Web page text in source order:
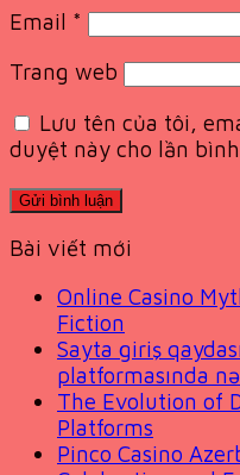
Email *
Trang web
Lưu tên của tôi,
duyệt này cho lần
Bài viết mới
Online Casino
Fiction
Sayta giriş
platformasında
The Evolution of
Platforms
Pinco Casino